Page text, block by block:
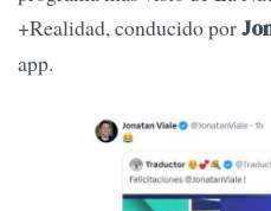
+Realidad, conducido por
app.